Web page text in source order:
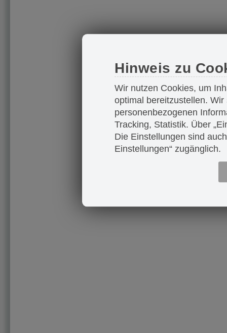
Hinweis zu
Wir nutzen Cookies, um
optimal bereitzustellen.
personenbezogenen
Tracking, Statistik. Über
Die Einstellungen sind
Einstellungen“ zugänglich.